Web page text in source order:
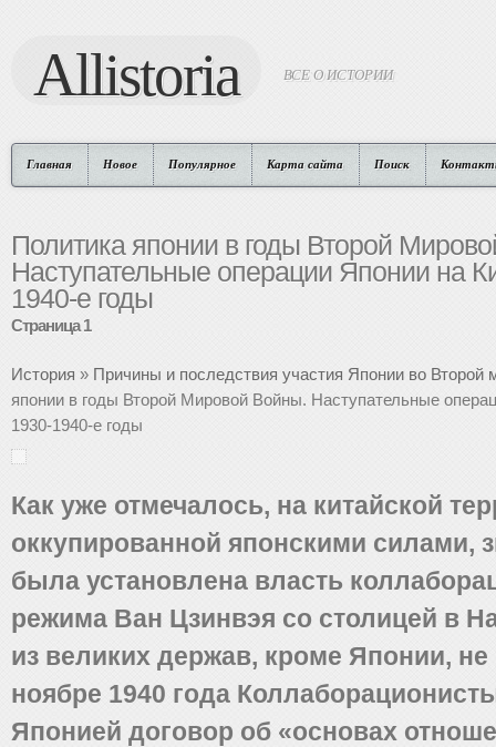
Allistoria ВСЕ О ИСТОРИИ
Главная Новое Популярное Карта сайта Поиск
Политика японии в годы Второй
Наступательные операции Японии на
1940-е годы
Страница 1
История » Причины и последствия участия Японии во Второй
японии в годы Второй Мировой Войны. Наступательные
1930-1940-е годы
Как уже отмечалось, на китайской
оккупированной японскими силами,
была установлена власть
режима Ван Цзинвэя со столицей в
из великих держав, кроме Японии, не
ноябре 1940 года
Японией договор об «основах